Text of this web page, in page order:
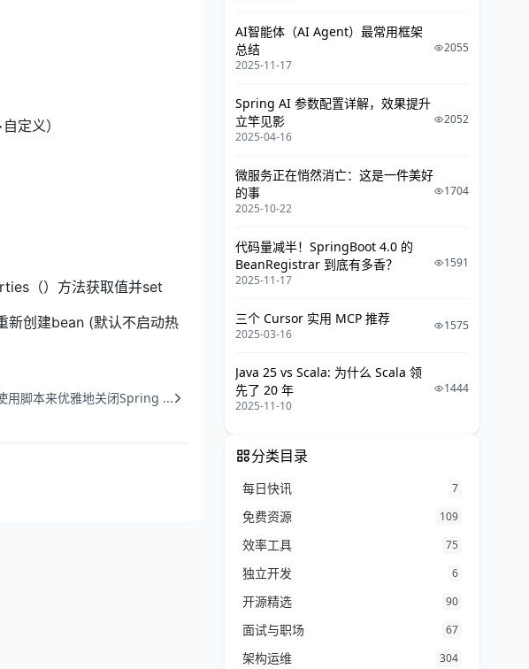
定义）
（）方法获取值并set
新创建bean (默认不启动热
用脚本来优雅地关闭Spring ...
AI智能体（AI Agent）最常用框架
总结
2025-11-17
2055
Spring AI 参数配置详解，效果提升
立竿见影
2025-04-16
2052
微服务正在悄然消亡：这是一件美好
的事
2025-10-22
1704
代码量减半！SpringBoot 4.0 的
BeanRegistrar 到底有多香？
2025-11-17
1591
三个 Cursor 实用 MCP 推荐
2025-03-16
1575
Java 25 vs Scala: 为什么 Scala 领
先了 20 年
2025-11-10
1444
分类目录
每日快讯 7
免费资源 109
效率工具 75
独立开发 6
开源精选 90
面试与职场 67
架构运维 304